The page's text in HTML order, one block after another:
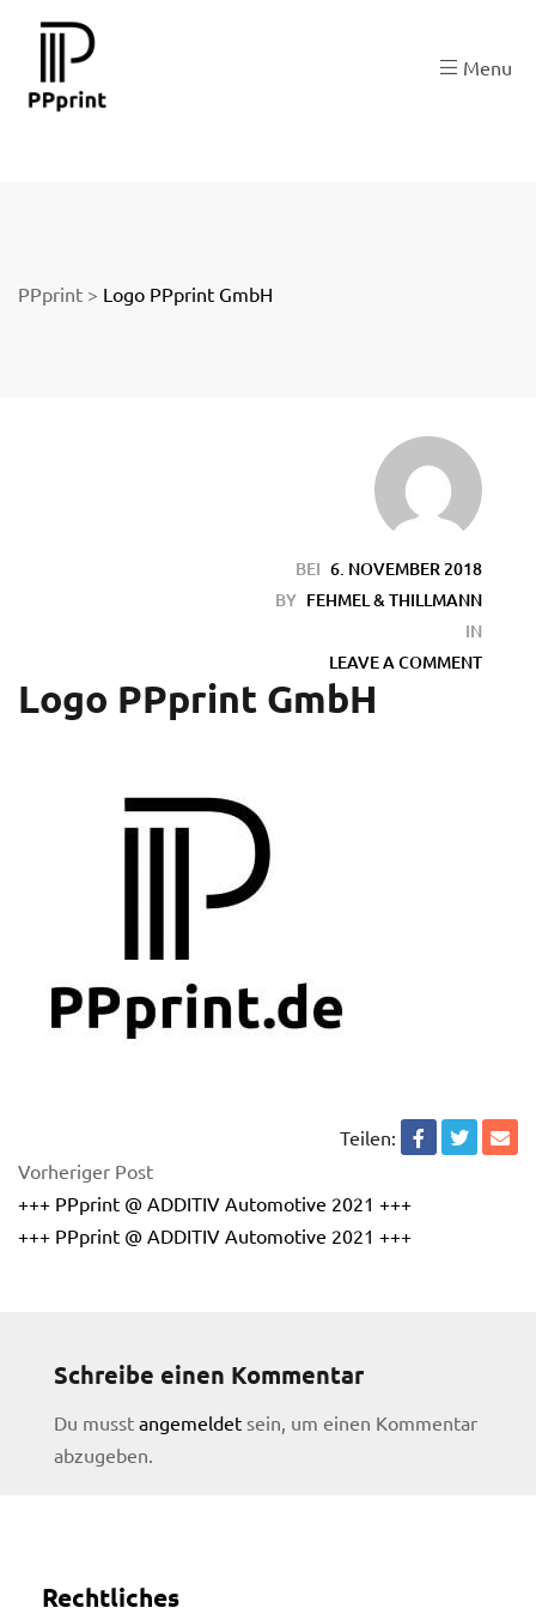
Menu
PPprint > Logo PPprint GmbH
BEI 6. NOVEMBER 2018
BY FEHMEL & THILLMANN
IN
LEAVE A COMMENT
Logo PPprint GmbH
Teilen:
Vorheriger Post
+++ PPprint @ ADDITIV Automotive 2021 +++
+++ PPprint @ ADDITIV Automotive 2021 +++
Schreibe einen Kommentar
Du musst angemeldet sein, um einen Kommentar
abzugeben.
Rechtliches